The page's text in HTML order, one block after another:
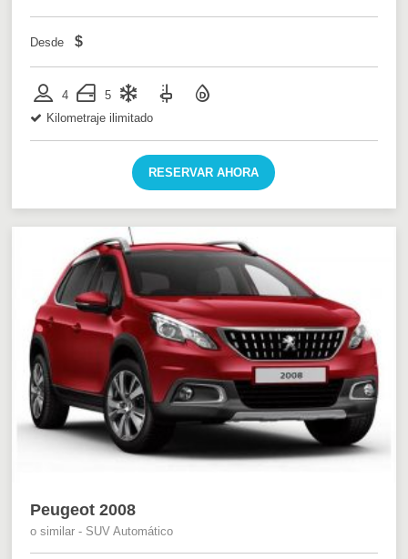
Desde $
4
5
Kilometraje ilimitado
RESERVAR AHORA
Peugeot 2008
o similar - SUV Automático